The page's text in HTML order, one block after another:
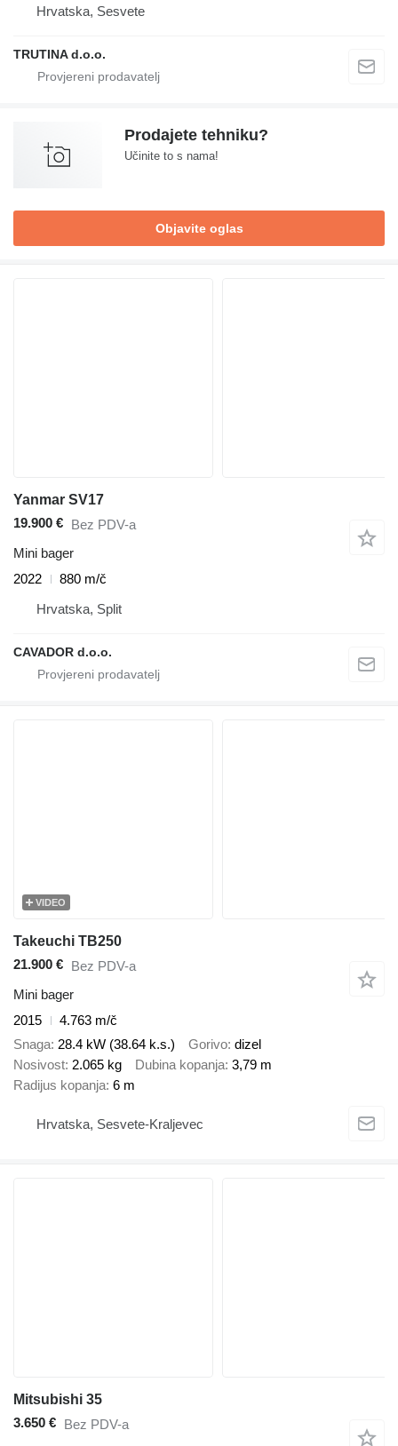
Hrvatska, Sesvete
TRUTINA d.o.o.
Prodajete tehniku?
Učinite to s nama!
Objavite oglas
Yanmar SV17
19.900 € Bez PDV-a
Mini bager
2022
880 m/č
Hrvatska, Split
CAVADOR d.o.o.
VIDEO
Takeuchi TB250
21.900 € Bez PDV-a
Mini bager
2015
4.763 m/č
Snaga 28.4 kW (38.64 k.s.) Gorivo dizel
Nosivost 2.065 kg Dubina kopanja 3,79 m
Radijus kopanja 6 m
Hrvatska, Sesvete-Kraljevec
Mitsubishi 35
3.650 € Bez PDV-a